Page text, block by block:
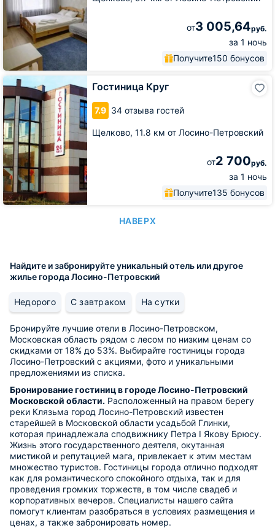
от3 005,64руб.
за 1 ночь
Получите150 бонусов
Гостиница Круг
7.9 34 отзыва гостей
Щелково, 11.8 км от Лосино-Петровский
от2 700руб.
за 1 ночь
Получите135 бонусов
Гостиница
НАВЕРХ
Найдите и забронируйте уникальный отель или другое
жилье города Лосино-Петровский
Недорого С завтраком На сутки
Бронируйте лучшие отели в Лосино-Петровском,
Московская область рядом с лесом по низким ценам со
скидками от 18% до 53%. Выбирайте гостиницы города
Лосино-Петровский с акциями, фото и уникальными
предложениями из списка.
Бронирование гостиниц в городе Лосино-Петровский
Московской области. Расположенный на правом берегу
реки Клязьма город Лосино-Петровский известен
старейшей в Московской области усадьбой Глинки,
которая принадлежала сподвижнику Петра I Якову Брюсу.
Жизнь этого государственного деятеля, окутанная
мистикой и репутацией мага, привлекает к этим местам
множество туристов. Гостиницы города отлично подходят
как для романтического спокойного отдыха, так и для
проведения громких торжеств, в том числе свадеб и
корпоративных вечеров. Специалисты нашего сайта
помогут клиентам разобраться в условиях размещения и
ценах, а также забронировать номер.